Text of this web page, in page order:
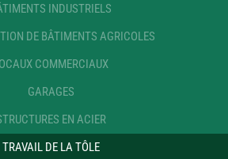
INDUSTRIELS
DE BÂTIMENTS AGRICOLES
COMMERCIAUX
GARAGES
EN ACIER
TRAVAIL DE LA TÔLE